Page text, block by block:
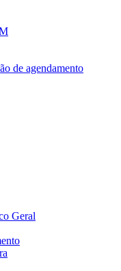
de agendamento
Geral